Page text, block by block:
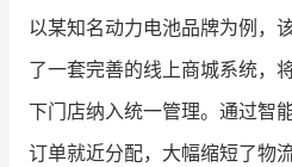
以某知名动力电池品牌为例，
了一套完善的线上商城系统，
下门店纳入统一管理。通过智
订单就近分配，大幅缩短了物